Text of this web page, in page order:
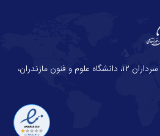
بابل، خیابان شیخ طبرسی، خیابان سرداران ۱۲، دانشگاه علوم و فنون مازندران،